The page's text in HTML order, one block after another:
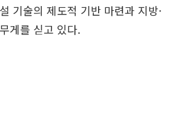
기술의 제도적 기반 마련과 지방·
게를 싣고 있다.